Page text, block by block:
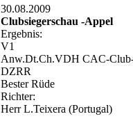
30.08.2009
Clubsiegerschau -Appel
Ergebnis:
V1
Anw.Dt.Ch.VDH CAC-
DZRR
Bester Rüde
Richter:
Herr L.Teixera (Portugal)